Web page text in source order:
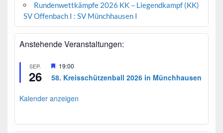
Rundenwettkämpfe 2026 KK – Liegendkampf (KK)
SV Offenbach I : SV Münchhausen I
Anstehende Veranstaltungen:
SEP.
26
H
r
o
19:00
58. Kreisschützenball 2026 in Münchhausen
Kalender anzeigen